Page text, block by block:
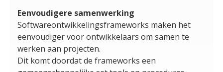
Eenvoudigere samenwerking
Softwareontwikkelingsframeworks maken het
eenvoudiger voor ontwikkelaars om samen te
werken aan projecten.
Dit komt doordat de frameworks een